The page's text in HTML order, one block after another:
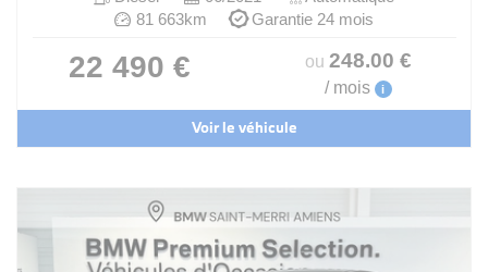
81 663km
Garantie 24 mois
22 490 € ou 248.00 €
/ mois i
Voir le véhicule